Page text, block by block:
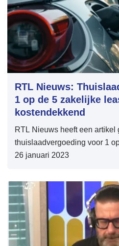
RTL Nieuws:
1 op de 5 zakelijke
kostendekkend
RTL Nieuws heeft een
thuislaadvergoeding voor 1
leaserijders niet
26 januari 2023